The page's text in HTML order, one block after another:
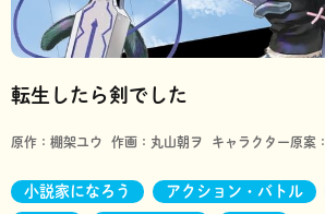
転生したら剣でした
原作： 棚架ユウ 作画： 丸山朝ヲ キャラクター原案：
小説家になろう アクション・バトル